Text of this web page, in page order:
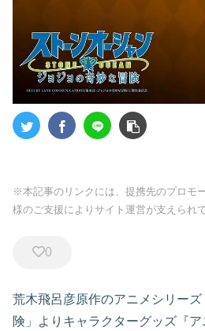
※本記事のリンクには、提携先のプロモ
様のご支援によりサイト運営が支えられ
0
荒木飛呂彦原作のアニメシリー
険」よりキャラクターグッズ『